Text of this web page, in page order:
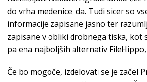
do vrha medenice, da. Tudi sicer so
informacije zapisane jasno ter
zapisane v obliki drobnega tiska, kot
pa ena najboljših alternativ
Če bo mogoče, izdelovati se je začel